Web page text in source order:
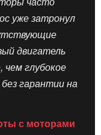
уже затронул
двигатель
чем глубокое
гарантии на
с моторами